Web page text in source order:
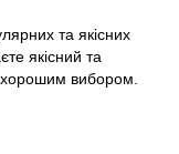
та якісних
якісний та
вибором.